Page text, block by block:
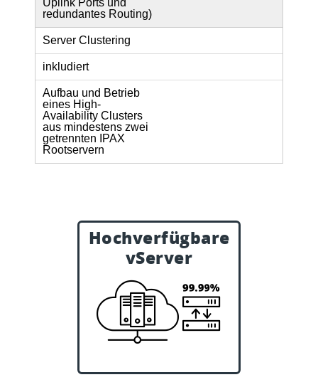
Uplink Ports und
redundantes Routing)
Server Clustering
inkludiert
Aufbau und Betrieb
eines High-
Availability Clusters
aus mindestens zwei
getrennten IPAX
Rootservern
Hochverfügbare
vServer
VIRTUAL line HIGH
AVAILABILITY
Hochverfügbare virtuelle
Server für kritische
Anwendungen.